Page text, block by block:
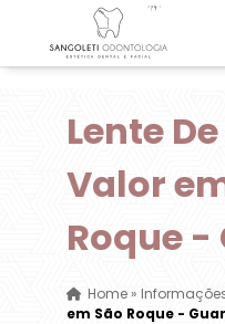
Lente
Valor
Roque
Home»
em São Roque -